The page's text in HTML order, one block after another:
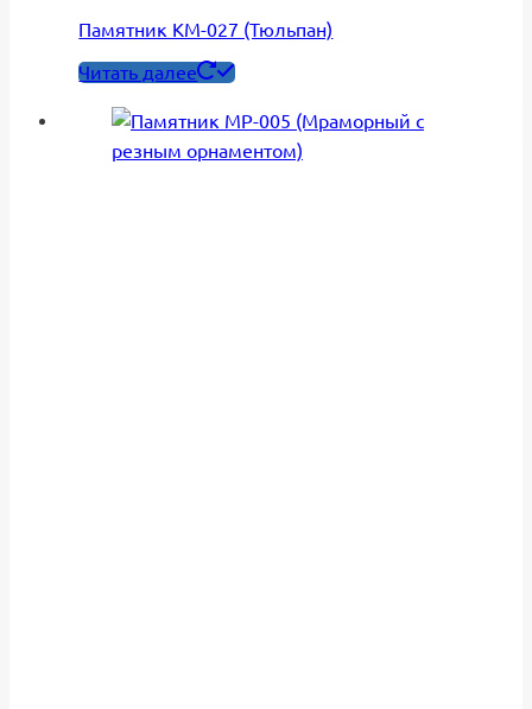
Памятник КМ-027 (Тюльпан)
Читать далее